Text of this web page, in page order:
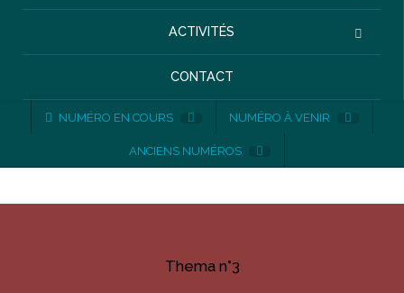
ACTIVITÉS
CONTACT
NUMÉRO EN COURS NUMÉRO À VENIR
ANCIENS NUMÉROS
Thema n°3